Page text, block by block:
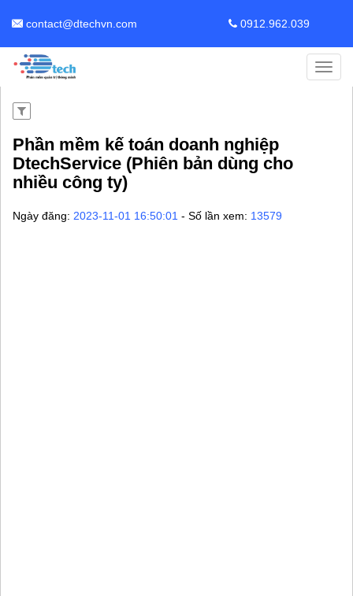
contact@dtechvn.com 0912.962.039
Phần mềm kế toán doanh nghiệp
DtechService (Phiên bản dùng cho
nhiều công ty)
Ngày đăng: 2023-11-01 16:50:01 - Số lần xem: 13579